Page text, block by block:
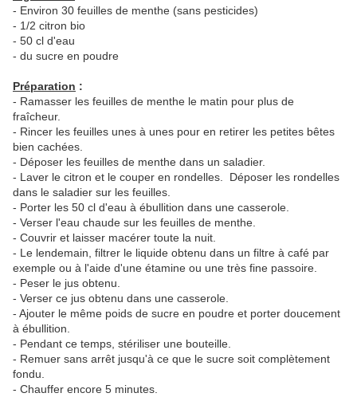
- Environ 30 feuilles de menthe (sans pesticides)
- 1/2 citron bio
- 50 cl d'eau
- du sucre en poudre
Préparation :
- Ramasser les feuilles de menthe le matin pour plus de
fraîcheur.
- Rincer les feuilles unes à unes pour en retirer les petites bêtes
bien cachées.
- Déposer les feuilles de menthe dans un saladier.
- Laver le citron et le couper en rondelles. Déposer les rondelles
dans le saladier sur les feuilles.
- Porter les 50 cl d'eau à ébullition dans une casserole.
- Verser l'eau chaude sur les feuilles de menthe.
- Couvrir et laisser macérer toute la nuit.
- Le lendemain, filtrer le liquide obtenu dans un filtre à café par
exemple ou à l'aide d'une étamine ou une très fine passoire.
- Peser le jus obtenu.
- Verser ce jus obtenu dans une casserole.
- Ajouter le même poids de sucre en poudre et porter doucement
à ébullition.
- Pendant ce temps, stériliser une bouteille.
- Remuer sans arrêt jusqu'à ce que le sucre soit complètement
fondu.
- Chauffer encore 5 minutes.